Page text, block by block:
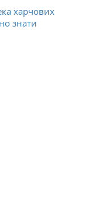
харчових
знати